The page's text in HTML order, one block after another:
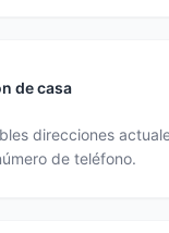
de casa
direcciones
de teléfono.